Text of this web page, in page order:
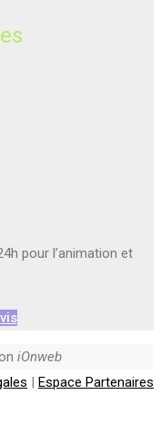
pour l’animation et
iOnweb
| Espace Partenaires